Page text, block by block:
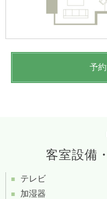
予
客室設備
テレビ
加湿器